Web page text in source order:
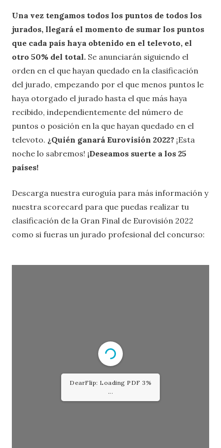
Una vez tengamos todos los puntos de todos los
jurados, llegará el momento de sumar los puntos
que cada país haya obtenido en el televoto, el
otro 50% del total. Se anunciarán siguiendo el
orden en el que hayan quedado en la clasificación
del jurado, empezando por el que menos puntos le
haya otorgado el jurado hasta el que más haya
recibido, independientemente del número de
puntos o posición en la que hayan quedado en el
televoto. ¿Quién ganará Eurovisión 2022? ¡Esta
noche lo sabremos! ¡Deseamos suerte a los 25
países!
Descarga nuestra euroguía para más información y
nuestra scorecard para que puedas realizar tu
clasificación de la Gran Final de Eurovisión 2022
como si fueras un jurado profesional del concurso: